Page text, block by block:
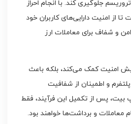
جلوگیری کند. با انجام احراز
از امنیت دارایی‌های کاربران خود
و شفاف برای معاملات ارز
امنیت کمک می‌کند، بلکه باعث
پلتفرم و اطمینان از شفافیت
پس از تکمیل این فرآیند، فقط
معاملات و برداشت‌ها خواهند بود.